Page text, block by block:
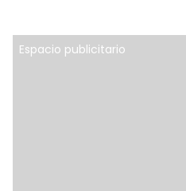
Espacio publicitario